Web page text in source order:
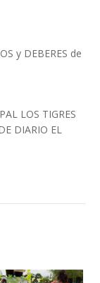
y DEBERES de
LOS TIGRES
DIARIO EL